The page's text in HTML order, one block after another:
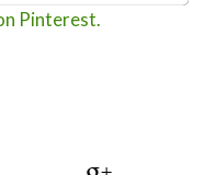
Pinterest.